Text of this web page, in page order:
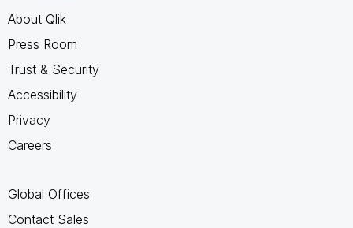
About Qlik
Press Room
Trust & Security
Accessibility
Privacy
Careers
Global Offices
Contact Sales